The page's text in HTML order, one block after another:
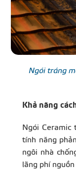
Ngói tráng
Khả năng
Ngói
tính năng
ngôi nhà
lãng phí